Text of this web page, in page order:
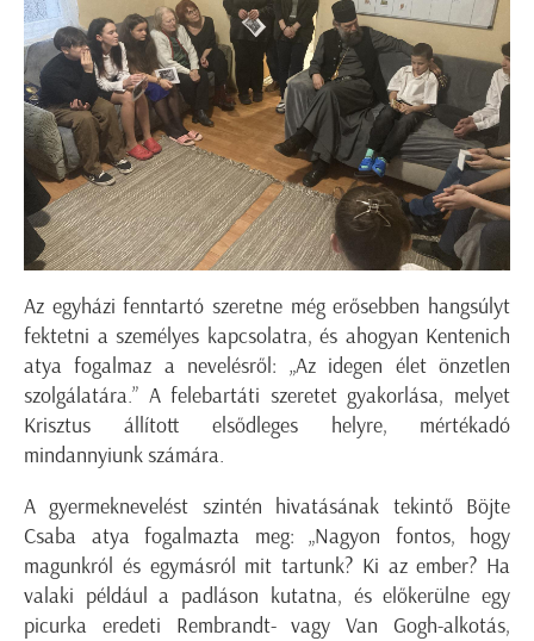
Az egyházi fenntartó szeretne még erősebben hangsúlyt
fektetni a személyes kapcsolatra, és ahogyan Kentenich
atya fogalmaz a nevelésről: „Az idegen élet önzetlen
szolgálatára.” A felebartáti szeretet gyakorlása, melyet
Krisztus állított elsődleges helyre, mértékadó
mindannyiunk számára.
A gyermeknevelést szintén hivatásának tekintő Böjte
Csaba atya fogalmazta meg: „Nagyon fontos, hogy
magunkról és egymásról mit tartunk? Ki az ember? Ha
valaki például a padláson kutatna, és előkerülne egy
picurka eredeti Rembrandt- vagy Van Gogh-alkotás,